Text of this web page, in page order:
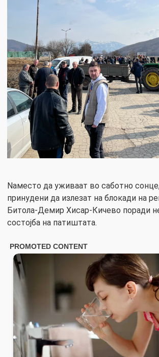
Nаместо да уживаат во саботно
принудени да излезат на блокади на
Битола-Демир Хисар-Кичево поради
состојба на патиштата.